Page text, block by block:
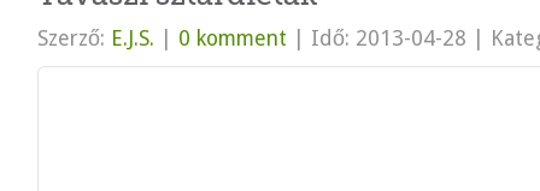
Szerző: E.J.S. 0 komment Idő: 2013-04-28